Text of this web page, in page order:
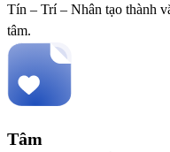
Tín – Trí – Nhân tạo thành
tâm.
Tâm